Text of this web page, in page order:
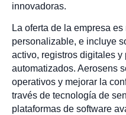
innovadoras.
La oferta de la empresa
personalizable, e incluye
activo, registros digitales y
automatizados. Aerosens
operativos y mejorar la
través de tecnología de
plataformas de software